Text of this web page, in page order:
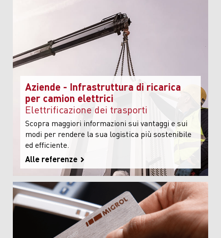
Aziende - Infrastruttura di ricarica
per camion elettrici
Elettrificazione dei trasporti
Scopra maggiori informazioni sui vantaggi e sui
modi per rendere la sua logistica più sostenibile
ed efficiente.
Alle referenze